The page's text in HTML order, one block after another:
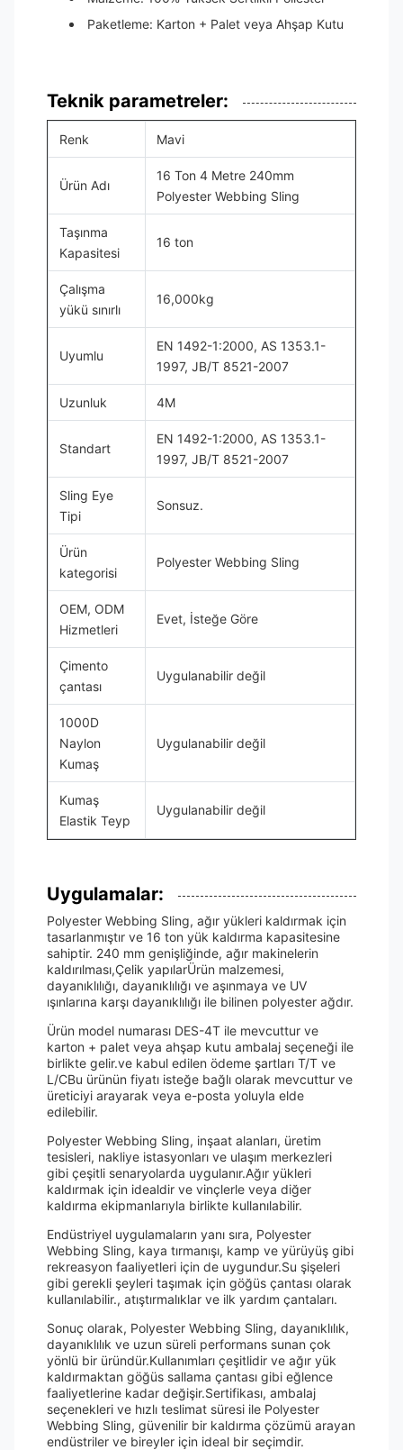
Paketleme: Karton + Palet veya Ahşap Kutu
Teknik parametreler:
Renk Mavi
Ürün Adı
16 Ton 4 Metre 240mm
Polyester Webbing Sling
Taşınma
Kapasitesi
16 ton
Çalışma
yükü sınırlı
16,000kg
Uyumlu
EN 1492-1:2000, AS 1353.1-
1997, JB/T 8521-2007
Uzunluk 4M
Standart
EN 1492-1:2000, AS 1353.1-
1997, JB/T 8521-2007
Sling Eye
Tipi
Sonsuz.
Ürün
kategorisi
Polyester Webbing Sling
OEM, ODM
Hizmetleri
Evet, İsteğe Göre
Çimento
çantası
Uygulanabilir değil
1000D
Naylon
Kumaş
Uygulanabilir değil
Kumaş
Elastik Teyp
Uygulanabilir değil
Uygulamalar:
Polyester Webbing Sling, ağır yükleri kaldırmak için
tasarlanmıştır ve 16 ton yük kaldırma kapasitesine
sahiptir. 240 mm genişliğinde, ağır makinelerin
kaldırılması,Çelik yapılarÜrün malzemesi,
dayanıklılığı, dayanıklılığı ve aşınmaya ve UV
ışınlarına karşı dayanıklılığı ile bilinen polyester ağdır.
Ürün model numarası DES-4T ile mevcuttur ve
karton + palet veya ahşap kutu ambalaj seçeneği ile
birlikte gelir.ve kabul edilen ödeme şartları T/T ve
L/CBu ürünün fiyatı isteğe bağlı olarak mevcuttur ve
üreticiyi arayarak veya e-posta yoluyla elde
edilebilir.
Polyester Webbing Sling, inşaat alanları, üretim
tesisleri, nakliye istasyonları ve ulaşım merkezleri
gibi çeşitli senaryolarda uygulanır.Ağır yükleri
kaldırmak için idealdir ve vinçlerle veya diğer
kaldırma ekipmanlarıyla birlikte kullanılabilir.
Endüstriyel uygulamaların yanı sıra, Polyester
Webbing Sling, kaya tırmanışı, kamp ve yürüyüş gibi
rekreasyon faaliyetleri için de uygundur.Su şişeleri
gibi gerekli şeyleri taşımak için göğüs çantası olarak
kullanılabilir., atıştırmalıklar ve ilk yardım çantaları.
Sonuç olarak, Polyester Webbing Sling, dayanıklılık,
dayanıklılık ve uzun süreli performans sunan çok
yönlü bir üründür.Kullanımları çeşitlidir ve ağır yük
kaldırmaktan göğüs sallama çantası gibi eğlence
faaliyetlerine kadar değişir.Sertifikası, ambalaj
seçenekleri ve hızlı teslimat süresi ile Polyester
Webbing Sling, güvenilir bir kaldırma çözümü arayan
endüstriler ve bireyler için ideal bir seçimdir.